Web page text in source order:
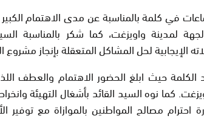
في كلمة بالمناسبة عن مدى الاهتمام
لمدينة واويزغت، كما شكر بالمناسبة
الإيجابية لحل المشاكل المتعقلة بإنجاز مشروع
الكلمة حيث ابلغ الحضور الاهتمام والعطف
كما نوه السيد القائد بأشغال التهيئة
مصالح المواطنين بالموازاة مع توفير